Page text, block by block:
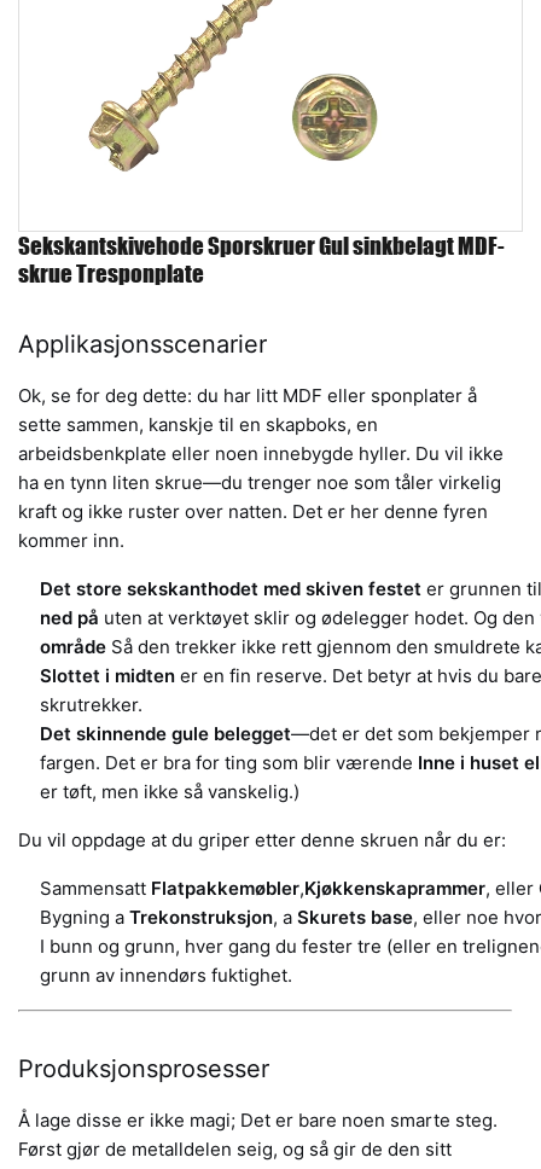
Sekskantskivehode Sporskruer Gul sinkbelagt MDF-
skrue Tresponplate
Applikasjonsscenarier
Ok, se for deg dette: du har litt MDF eller sponplater å
sette sammen, kanskje til en skapboks, en
arbeidsbenkplate eller noen innebygde hyller. Du vil ikke
ha en tynn liten skrue—du trenger noe som tåler virkelig
kraft og ikke ruster over natten. Det er her denne fyren
kommer inn.
Det store sekskanthodet med skiven festet er grunnen
ned på uten at verktøyet sklir og ødelegger hodet. Og
område Så den trekker ikke rett gjennom den smuldrete
Slottet i midten er en fin reserve. Det betyr at hvis du
skrutrekker.
Det skinnende gule belegget—det er det som bekjemper
fargen. Det er bra for ting som blir værende Inne i huset
er tøft, men ikke så vanskelig.)
Du vil oppdage at du griper etter denne skruen når du er:
Sammensatt Flatpakkemøbler,Kjøkkenskaprammer, eller
Bygning a Trekonstruksjon, a Skurets base, eller noe
I bunn og grunn, hver gang du fester tre (eller en
grunn av innendørs fuktighet.
Produksjonsprosesser
Å lage disse er ikke magi; Det er bare noen smarte steg.
Først gjør de metalldelen seig, og så gir de den sitt